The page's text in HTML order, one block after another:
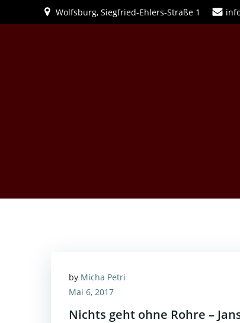
Inhalt
Wolfsburg, Siegfried-Ehlers-Straße 1
by Micha Petri
Mai 6, 2017
Nichts geht ohne Rohre –